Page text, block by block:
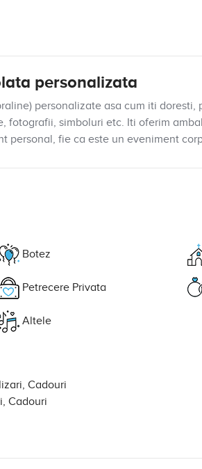
personalizata
personalizate asa cum iti doresti,
fotografii, simboluri etc. Iti oferim
personal, fie ca este un eveniment
Botez
Petrecere Privata
Altele
Cadouri
Cadouri